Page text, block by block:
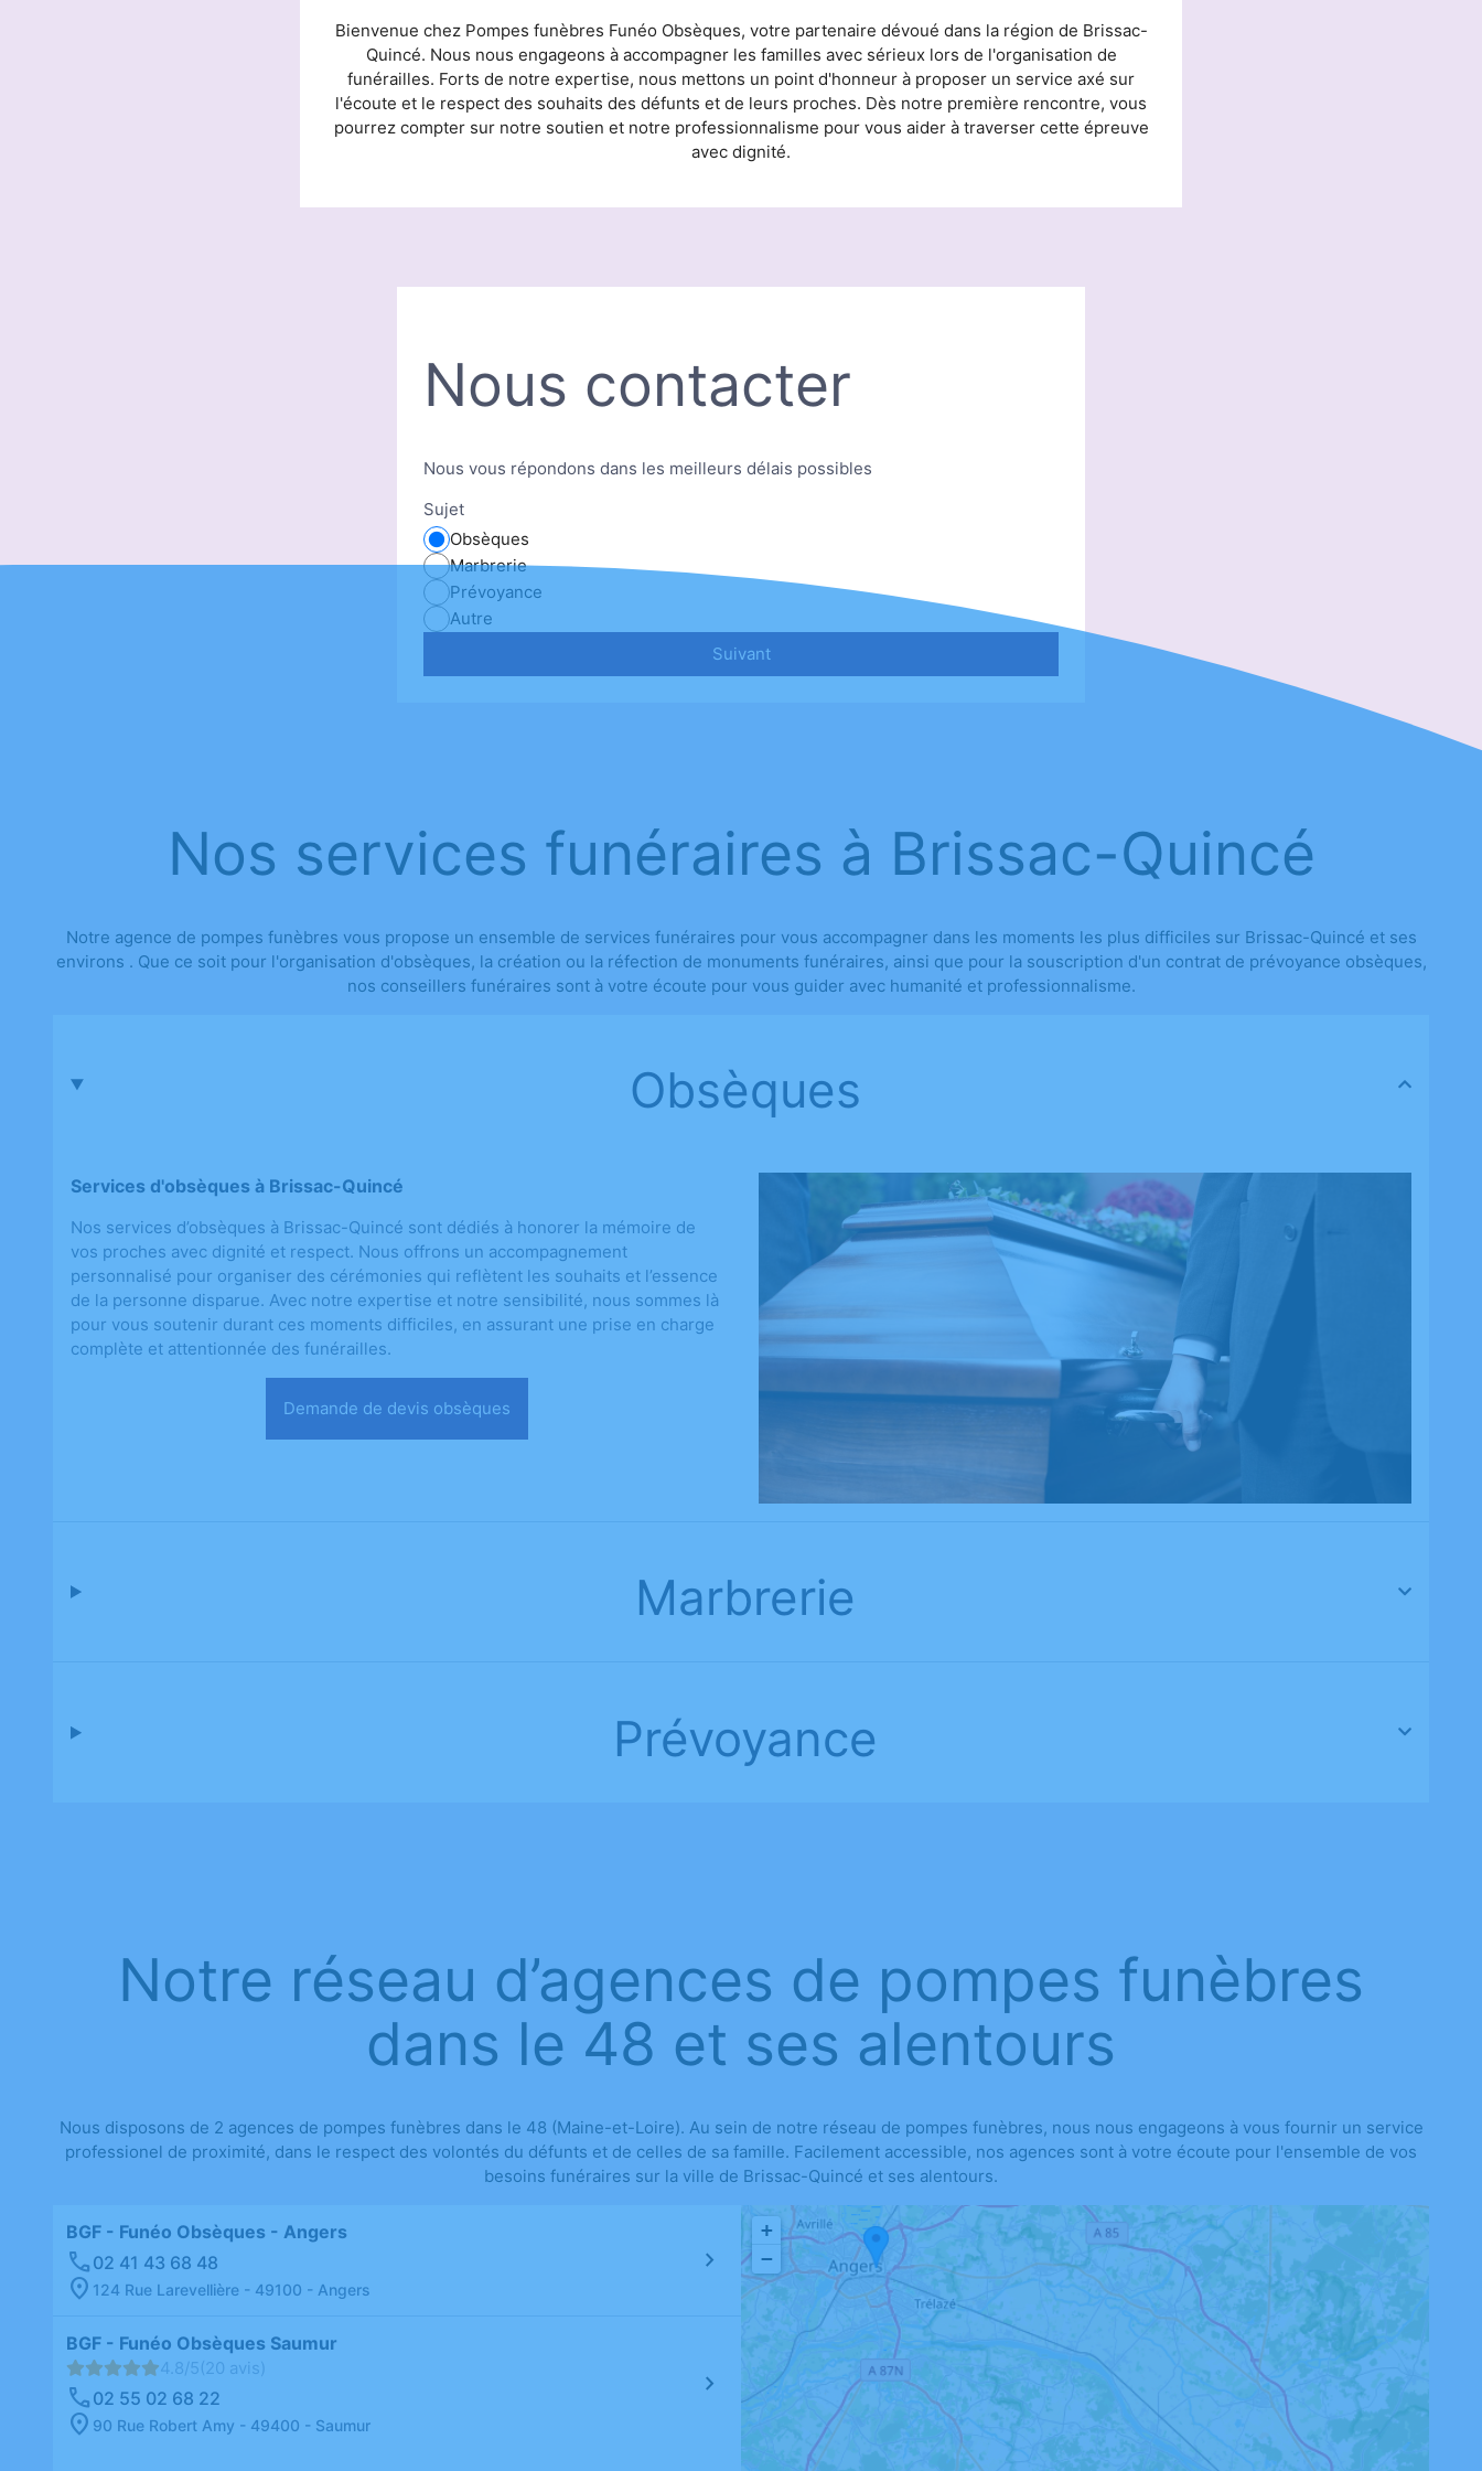
Bienvenue chez Pompes funèbres Funéo Obsèques, votre partenaire dévoué dans la région de Brissac-
Quincé. Nous nous engageons à accompagner les familles avec sérieux lors de l'organisation de
funérailles. Forts de notre expertise, nous mettons un point d'honneur à proposer un service axé sur
l'écoute et le respect des souhaits des défunts et de leurs proches. Dès notre première rencontre, vous
pourrez compter sur notre soutien et notre professionnalisme pour vous aider à traverser cette épreuve
avec dignité.
Nous contacter
Nous vous répondons dans les meilleurs délais possibles
Sujet
Obsèques
Marbrerie
Prévoyance
Autre
Suivant
Nos services funéraires à Brissac-Quincé
Notre agence de pompes funèbres vous propose un ensemble de services funéraires pour vous accompagner dans les moments les plus difficiles sur Brissac-Quincé et ses
environs . Que ce soit pour l'organisation d'obsèques, la création ou la réfection de monuments funéraires, ainsi que pour la souscription d'un contrat de prévoyance obsèques,
nos conseillers funéraires sont à votre écoute pour vous guider avec humanité et professionnalisme.
Obsèques
Services d'obsèques à Brissac-Quincé
Nos services d’obsèques à Brissac-Quincé sont dédiés à honorer la mémoire de
vos proches avec dignité et respect. Nous offrons un accompagnement
personnalisé pour organiser des cérémonies qui reflètent les souhaits et l’essence
de la personne disparue. Avec notre expertise et notre sensibilité, nous sommes là
pour vous soutenir durant ces moments difficiles, en assurant une prise en charge
complète et attentionnée des funérailles.
Demande de devis obsèques
Marbrerie
Prévoyance
Notre réseau d’agences de pompes funèbres
dans le 48 et ses alentours
Nous disposons de 2 agences de pompes funèbres dans le 48 (Maine-et-Loire). Au sein de notre réseau de pompes funèbres, nous nous engageons à vous fournir un service
professionel de proximité, dans le respect des volontés du défunts et de celles de sa famille. Facilement accessible, nos agences sont à votre écoute pour l'ensemble de vos
besoins funéraires sur la ville de Brissac-Quincé et ses alentours.
BGF - Funéo Obsèques - Angers
02 41 43 68 48
124 Rue Larevellière - 49100 - Angers
BGF - Funéo Obsèques Saumur
4.8/5(20 avis)
02 55 02 68 22
90 Rue Robert Amy - 49400 - Saumur
+
−